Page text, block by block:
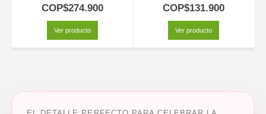
5.00out of 5
COP$274.900
Ver producto
5.00out of 5
COP$131.900
Ver producto